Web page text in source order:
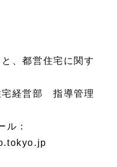
、都営住宅に関す
経営部 指導管理
：